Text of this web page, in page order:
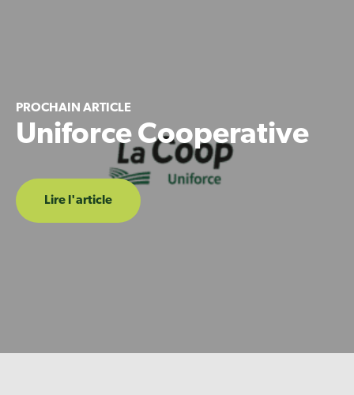
PROCHAIN ARTICLE
Uniforce Cooperative
Lire l'article